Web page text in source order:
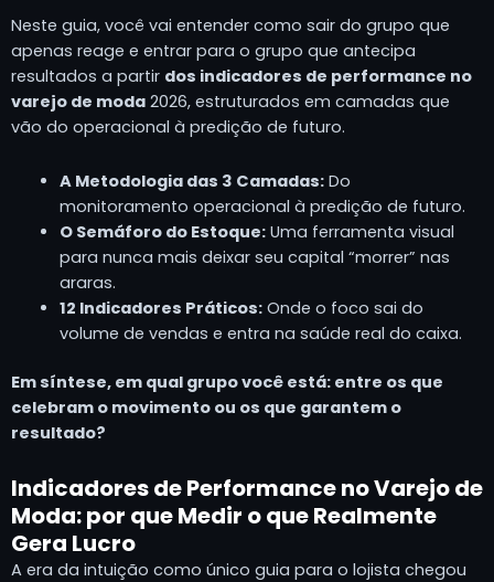
Neste guia, você vai entender como sair do grupo que
apenas reage e entrar para o grupo que antecipa
resultados a partir dos indicadores de performance no
varejo de moda 2026, estruturados em camadas que
vão do operacional à predição de futuro.
A Metodologia das 3 Camadas:Do
monitoramento operacional à predição de futuro.
O Semáforo do Estoque:Uma ferramenta visual
para nunca mais deixar seu capital “morrer” nas
araras.
12 Indicadores Práticos:Onde o foco sai do
volume de vendas e entra na saúde real do caixa.
Em síntese, em qual grupo você está: entre os que
celebram o movimento ou os que garantem o
resultado?
Indicadores de Performance no Varejo de
Moda: por que Medir o que Realmente
Gera Lucro
A era da intuição como único guia para o lojista chegou